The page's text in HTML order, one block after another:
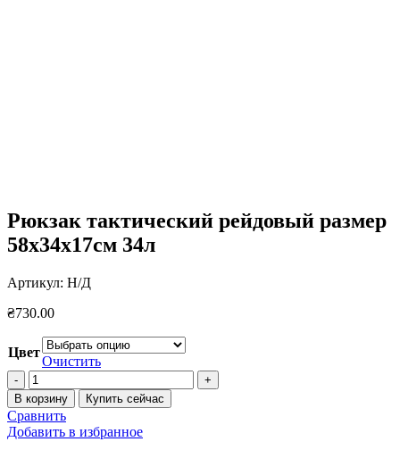
Рюкзак тактический рейдовый размер
58х34х17см 34л
Артикул: Н/Д
₴730.00
Цвет
Очистить
Количество
товара
Рюкзак
тактический
рейдовый
В корзину Купить сейчас
Сравнить
Добавить в избранное